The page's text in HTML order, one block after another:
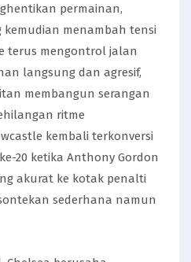
permainan,
menambah tensi
terus mengontrol jalan
langsung dan agresif,
membangun serangan
ritme
kembali terkonversi
20 ketika Anthony Gordon
akurat ke kotak penalti
sederhana namun